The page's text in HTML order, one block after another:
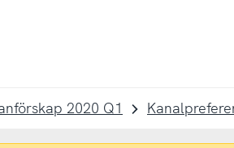
2020 Q1